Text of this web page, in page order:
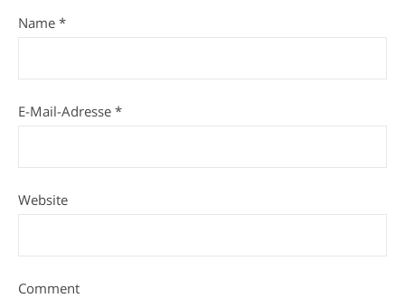
Name *
E-Mail-Adresse *
Website
Comment